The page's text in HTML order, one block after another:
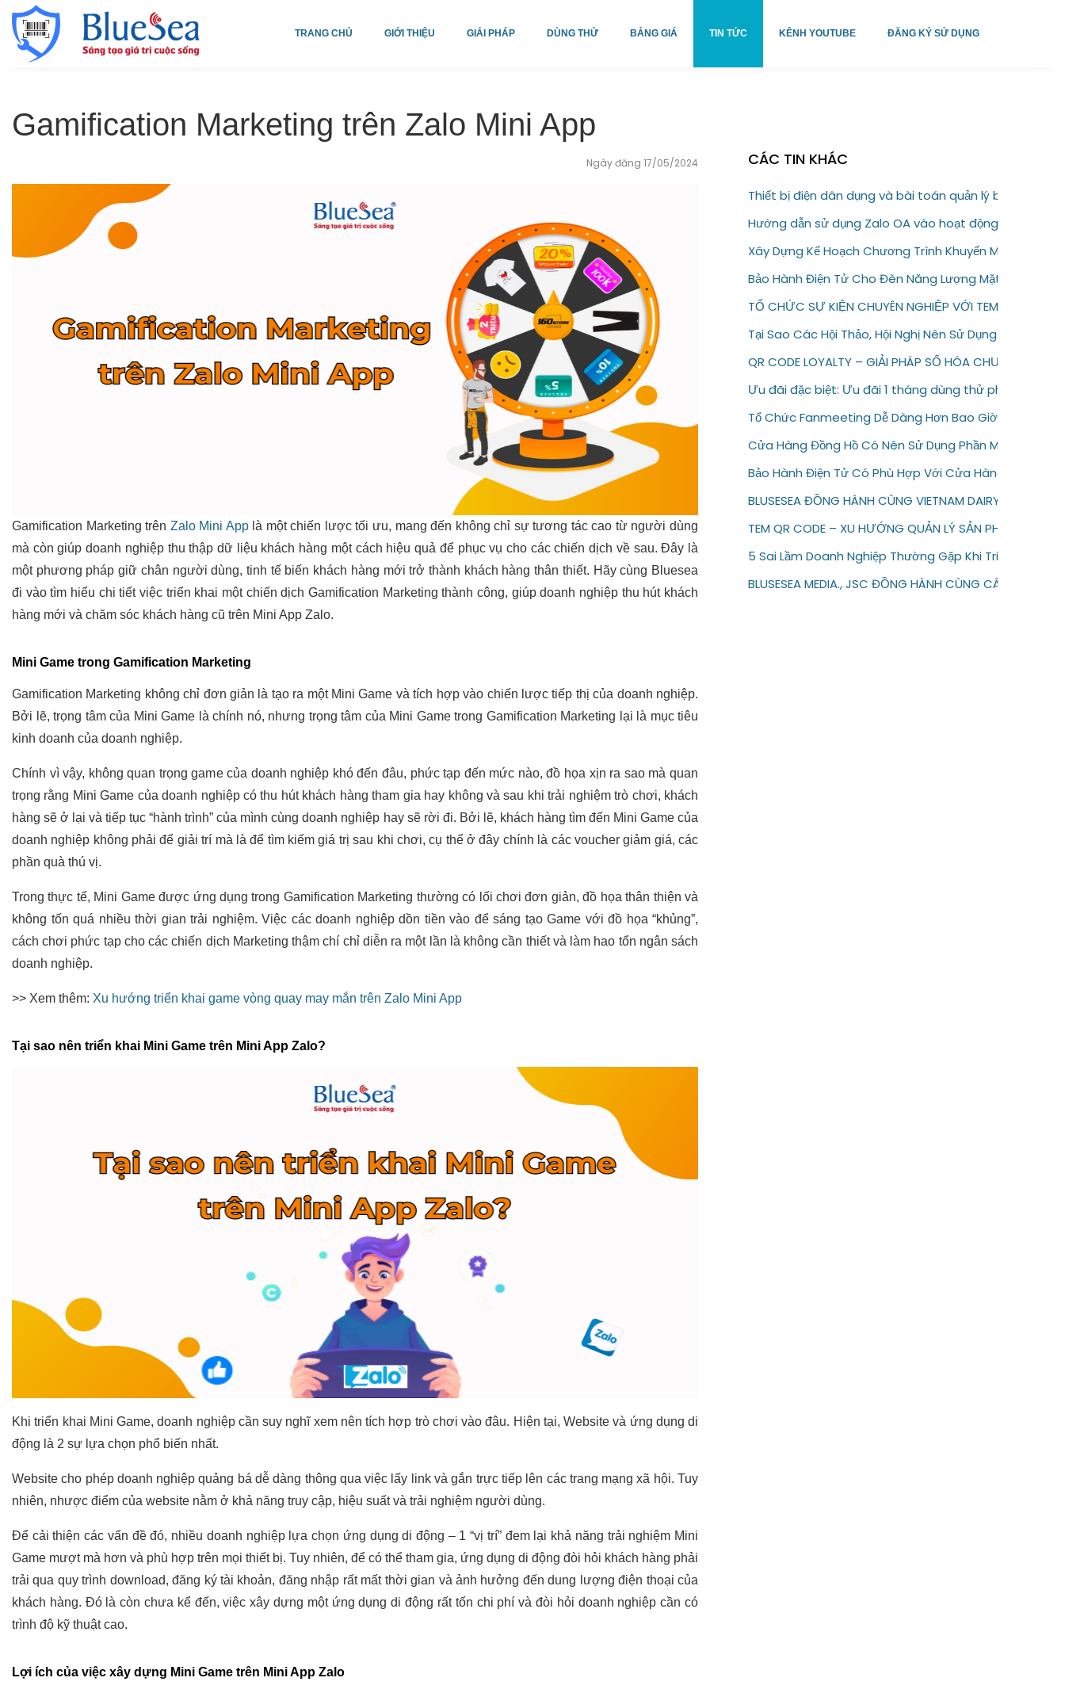
TRANG CHỦ GIỚI THIỆU GIẢI PHÁP DÙNG THỬ BẢNG GIÁ TIN TỨC KÊNH YOUTUBE ĐĂNG KÝ SỬ DỤNG
Gamification Marketing trên Zalo Mini App
Ngày đăng 17/05/2024
Gamification Marketing trên Zalo Mini Applà một chiến lược tối ưu, mang đến không chỉ sự tương tác cao từ người dùng
mà còn giúp doanh nghiệp thu thập dữ liệu khách hàng một cách hiệu quả để phục vụ cho các chiến dịch về sau. Đây là
một phương pháp giữ chân người dùng, tinh tế biến khách hàng mới trở thành khách hàng thân thiết. Hãy cùng Bluesea
đi vào tìm hiểu chi tiết việc triển khai một chiến dịch Gamification Marketing thành công, giúp doanh nghiệp thu hút khách
hàng mới và chăm sóc khách hàng cũ trên Mini App Zalo.
Mini Game trong Gamification Marketing
Gamification Marketing không chỉ đơn giản là tạo ra một Mini Game và tích hợp vào chiến lược tiếp thị của doanh nghiệp.
Bởi lẽ, trọng tâm của Mini Game là chính nó, nhưng trọng tâm của Mini Game trong Gamification Marketing lại là mục tiêu
kinh doanh của doanh nghiệp.
Chính vì vậy, không quan trọng game của doanh nghiệp khó đến đâu, phức tạp đến mức nào, đồ họa xịn ra sao mà quan
trọng rằng Mini Game của doanh nghiệp có thu hút khách hàng tham gia hay không và sau khi trải nghiệm trò chơi, khách
hàng sẽ ở lại và tiếp tục “hành trình” của mình cùng doanh nghiệp hay sẽ rời đi. Bởi lẽ, khách hàng tìm đến Mini Game của
doanh nghiệp không phải để giải trí mà là để tìm kiếm giá trị sau khi chơi, cụ thể ở đây chính là các voucher giảm giá, các
phần quà thú vị.
Trong thực tế, Mini Game được ứng dụng trong Gamification Marketing thường có lối chơi đơn giản, đồ họa thân thiện và
không tốn quá nhiều thời gian trải nghiệm. Việc các doanh nghiệp dồn tiền vào để sáng tạo Game với đồ họa “khủng”,
cách chơi phức tạp cho các chiến dịch Marketing thậm chí chỉ diễn ra một lần là không cần thiết và làm hao tổn ngân sách
doanh nghiệp.
>> Xem thêm: Xu hướng triển khai game vòng quay may mắn trên Zalo Mini App
Tại sao nên triển khai Mini Game trên Mini App Zalo?
Khi triển khai Mini Game, doanh nghiệp cần suy nghĩ xem nên tích hợp trò chơi vào đâu. Hiện tại, Website và ứng dụng di
động là 2 sự lựa chọn phổ biến nhất.
Website cho phép doanh nghiệp quảng bá dễ dàng thông qua việc lấy link và gắn trực tiếp lên các trang mạng xã hội. Tuy
nhiên, nhược điểm của website nằm ở khả năng truy cập, hiệu suất và trải nghiệm người dùng.
Để cải thiện các vấn đề đó, nhiều doanh nghiệp lựa chọn ứng dụng di động – 1 “vị trí” đem lại khả năng trải nghiệm Mini
Game mượt mà hơn và phù hợp trên mọi thiết bị. Tuy nhiên, để có thể tham gia, ứng dụng di động đòi hỏi khách hàng phải
trải qua quy trình download, đăng ký tài khoản, đăng nhập rất mất thời gian và ảnh hưởng đến dung lượng điện thoại của
khách hàng. Đó là còn chưa kể đến, việc xây dựng một ứng dụng di động rất tốn chi phí và đòi hỏi doanh nghiệp cần có
trình độ kỹ thuật cao.
Lợi ích của việc xây dựng Mini Game trên Mini App Zalo
CÁC TIN KHÁC
Thiết bị điện dân dụng và bài toán quản lý bảo hành
Hướng dẫn sử dụng Zalo OA vào hoạt động kinh
Xây Dựng Kế Hoạch Chương Trình Khuyến Mại Trực
Bảo Hành Điện Tử Cho Đèn Năng Lượng Mặt Trời – Giải
TỔ CHỨC SỰ KIỆN CHUYÊN NGHIỆP VỚI TEM VÉ ĐIỆN TỬ
Tại Sao Các Hội Thảo, Hội Nghị Nên Sử Dụng Tem Vé
QR CODE LOYALTY – GIẢI PHÁP SỐ HÓA CHƯƠNG
Ưu đãi đặc biệt: Ưu đãi 1 tháng dùng thử phần mềm
Tổ Chức Fanmeeting Dễ Dàng Hơn Bao Giờ Hết Với
Cửa Hàng Đồng Hồ Có Nên Sử Dụng Phần Mềm Bảo
Bảo Hành Điện Tử Có Phù Hợp Với Cửa Hàng Sửa
BLUSESEA ĐỒNG HÀNH CÙNG VIETNAM DAIRY 2026
TEM QR CODE – XU HƯỚNG QUẢN LÝ SẢN PHẨM & BẢO
5 Sai Lầm Doanh Nghiệp Thường Gặp Khi Triển Khai
BLUSESEA MEDIA., JSC ĐỒNG HÀNH CÙNG CÁC